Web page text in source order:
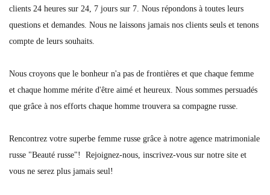
clients 24 heures sur 24, 7 jours sur 7. Nous répondons à toutes leurs
questions et demandes. Nous ne laissons jamais nos clients seuls et tenons
compte de leurs souhaits.
Nous croyons que le bonheur n'a pas de frontières et que chaque femme
et chaque homme mérite d'être aimé et heureux. Nous sommes persuadés
que grâce à nos efforts chaque homme trouvera sa compagne russe.
Rencontrez votre superbe femme russe grâce à notre agence matrimoniale
russe "Beauté russe"! Rejoignez-nous, inscrivez-vous sur notre site et
vous ne serez plus jamais seul!